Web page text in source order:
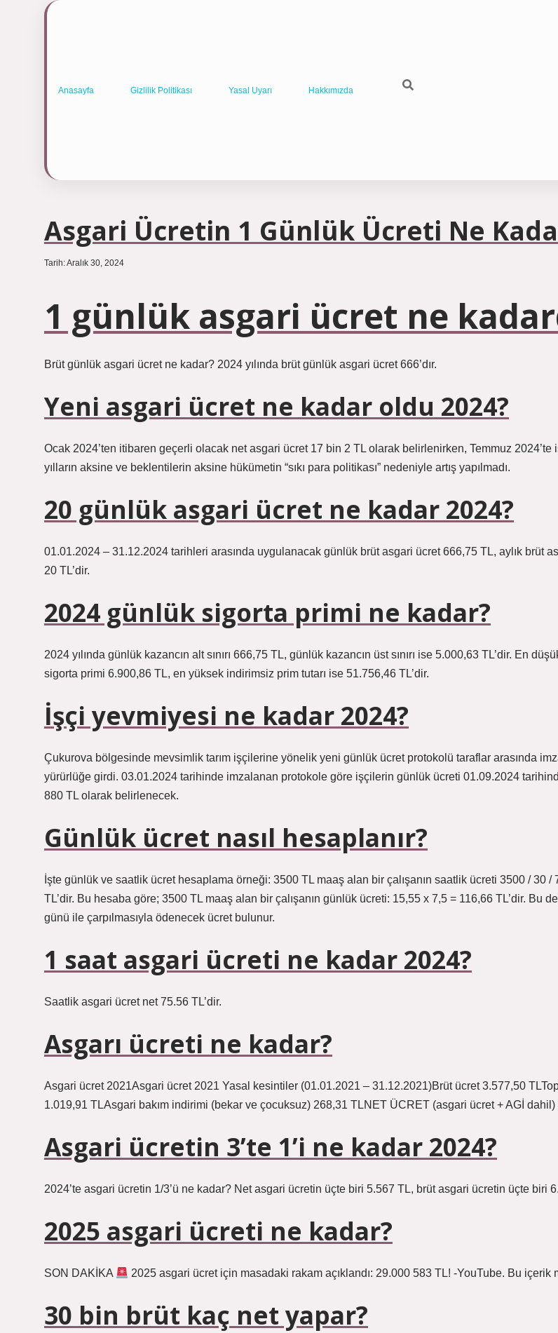
Anasayfa Gizlilik Politikası Yasal Uyarı Hakkımızda
Asgari Ücretin 1 Günlük Ücreti Ne
Tarih: Aralık 30, 2024
1 günlük asgari ücret ne
Brüt günlük asgari ücret ne kadar? 2024 yılında brüt günlük asgari ücret 666’dır.
Yeni asgari ücret ne kadar oldu 2024?
Ocak 2024’ten itibaren geçerli olacak net asgari ücret 17 bin 2 TL olarak belirlenirken, Temmuz 2024’te
yılların aksine ve beklentilerin aksine hükümetin “sıkı para politikası” nedeniyle artış yapılmadı.
20 günlük asgari ücret ne kadar 2024?
01.01.2024 – 31.12.2024 tarihleri ​​arasında uygulanacak günlük brüt asgari ücret 666,75 TL, aylık brüt
20 TL’dir.
2024 günlük sigorta primi ne kadar?
2024 yılında günlük kazancın alt sınırı 666,75 TL, günlük kazancın üst sınırı ise 5.000,63 TL’dir. En
sigorta primi 6.900,86 TL, en yüksek indirimsiz prim tutarı ise 51.756,46 TL’dir.
İşçi yevmiyesi ne kadar 2024?
Çukurova bölgesinde mevsimlik tarım işçilerine yönelik yeni günlük ücret protokolü taraflar arasında
yürürlüğe girdi. 03.01.2024 tarihinde imzalanan protokole göre işçilerin günlük ücreti 01.09.2024
880 TL olarak belirlenecek.
Günlük ücret nasıl hesaplanır?
İşte günlük ve saatlik ücret hesaplama örneği: 3500 TL maaş alan bir çalışanın saatlik ücreti 3500 / 30 /
TL’dir. Bu hesaba göre; 3500 TL maaş alan bir çalışanın günlük ücreti: 15,55 x 7,5 = 116,66 TL’dir. Bu
günü ile çarpılmasıyla ödenecek ücret bulunur.
1 saat asgari ücreti ne kadar 2024?
Saatlik asgari ücret net 75.56 TL’dir.
Asgarı ücreti ne kadar?
Asgari ücret 2021Asgari ücret 2021 Yasal kesintiler (01.01.2021 – 31.12.2021)Brüt ücret 3.577,50
1.019,91 TLAsgari bakım indirimi (bekar ve çocuksuz) 268,31 TLNET ÜCRET (asgari ücret + AGİ dahil)
Asgari ücretin 3’te 1’i ne kadar 2024?
2024’te asgari ücretin 1/3’ü ne kadar? Net asgari ücretin üçte biri 5.567 TL, brüt asgari ücretin üçte biri
2025 asgari ücreti ne kadar?
SON DAKİKA 2025 asgari ücret için masadaki rakam açıklandı: 29.000 583 TL! -YouTube. Bu içerik
30 bin brüt kaç net yapar?